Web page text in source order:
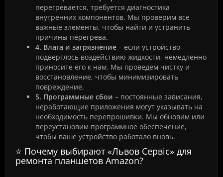
перегревается, требуется диагностика
внутренних компонентов. Мы проверим все
важные элементы, чтобы найти и устранить
причины перегрева.
4. Влага и загрязнение – если устройство
подверглось воздействию жидкости, немедленно
приносите его к нам. Мы проведем чистку и
восстановление, чтобы минимизировать
повреждение.
5. Программные сбои – постоянные зависания,
неработающие приложения могут указывать на
необходимость перепрошивки. Мы обновим или
переустановим программное обеспечение,
чтобы ваше устройство работало вновь.
⭐ Почему выбирают «Львов Сервіс» для
ремонта планшетов Amazon?